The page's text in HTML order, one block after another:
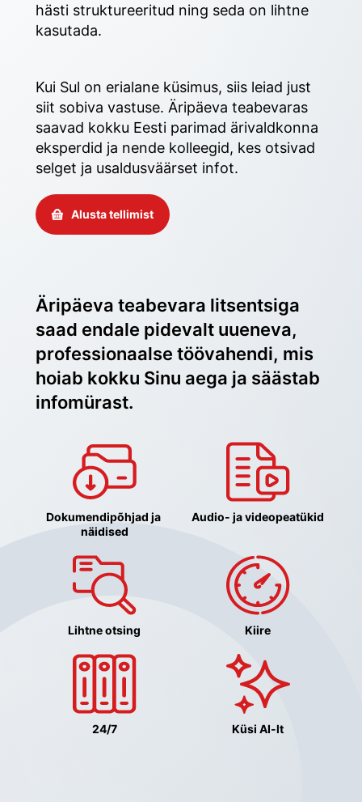
hästi struktureeritud ning seda on lihtne
kasutada.
Kui Sul on erialane küsimus, siis leiad just
siit sobiva vastuse. Äripäeva teabevaras
saavad kokku Eesti parimad ärivaldkonna
eksperdid ja nende kolleegid, kes otsivad
selget ja usaldusväärset infot.
Alusta tellimist
Äripäeva teabevara litsentsiga
saad endale pidevalt uueneva,
professionaalse töövahendi, mis
hoiab kokku Sinu aega ja säästab
infomürast.
Dokumendipõhjad ja
näidised
Audio- ja videopeatükid
Lihtne otsing Kiire
24/7 Küsi AI-lt